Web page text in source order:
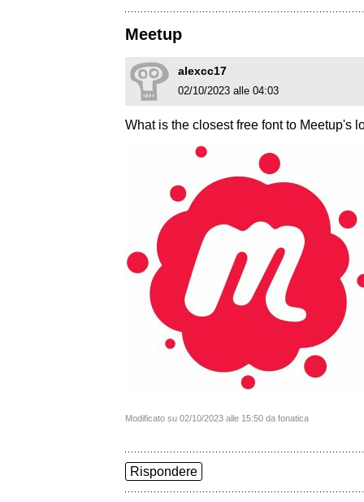
Meetup
alexcc17
02/10/2023 alle 04:03
What is the closest free font to Meetup's
Modificato su 02/10/2023 alle 15:50 da fonatica
Rispondere